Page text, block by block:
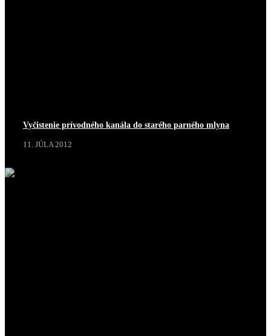
Vyčistenie prívodného kanála do starého parného mlyna
11. JÚLA 2012